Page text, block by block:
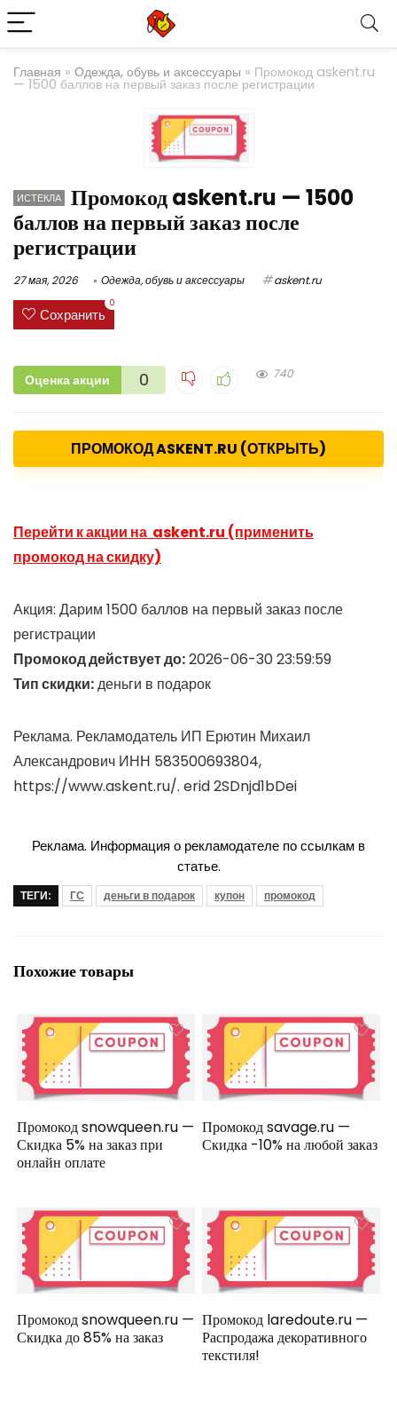
Главная » Одежда, обувь и аксессуары » Промокод askent.ru
— 1500 баллов на первый заказ после регистрации
ИСТЕКЛА
Промокод askent.ru — 1500
баллов на первый заказ после
регистрации
27 мая, 2026 Одежда, обувь и аксессуары askent.ru
Сохранить
0
Оценка акции 0 740
ПРОМОКОД ASKENT.RU (ОТКРЫТЬ)
Перейти к акции на askent.ru (применить
промокод на скидку)
Акция: Дарим 1500 баллов на первый заказ после
регистрации
Промокод действует до:2026-06-30 23:59:59
Тип скидки:деньги в подарок
Реклама. Рекламодатель ИП Ерютин Михаил
Александрович ИНН 583500693804,
https://www.askent.ru/. erid 2SDnjd1bDei
Реклама. Информация о рекламодателе по ссылкам в
статье.
ТЕГИ: ГС деньги в подарок купон промокод
Похожие товары
Промокод snowqueen.ru —
Скидка 5% на заказ при
онлайн оплате
Промокод savage.ru —
Скидка -10% на любой заказ
Промокод snowqueen.ru —
Скидка до 85% на заказ
Промокод laredoute.ru —
Распродажа декоративного
текстиля!